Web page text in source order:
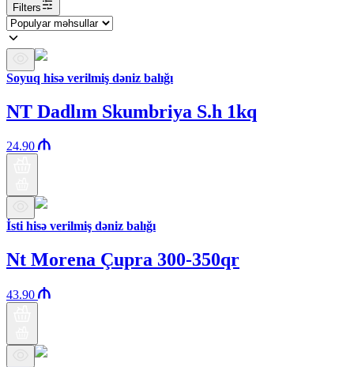
Filters
Soyuq hisə verilmiş dəniz balığı
NT Dadlım Skumbriya S.h 1kq
24.90
İsti hisə verilmiş dəniz balığı
Nt Morena Çupra 300-350qr
43.90